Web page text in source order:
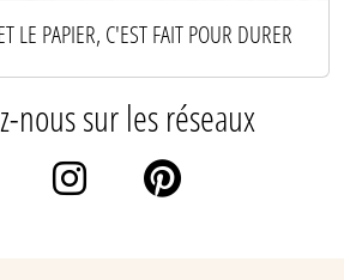
LE PAPIER, C'EST FAIT POUR DURER
nous sur les réseaux